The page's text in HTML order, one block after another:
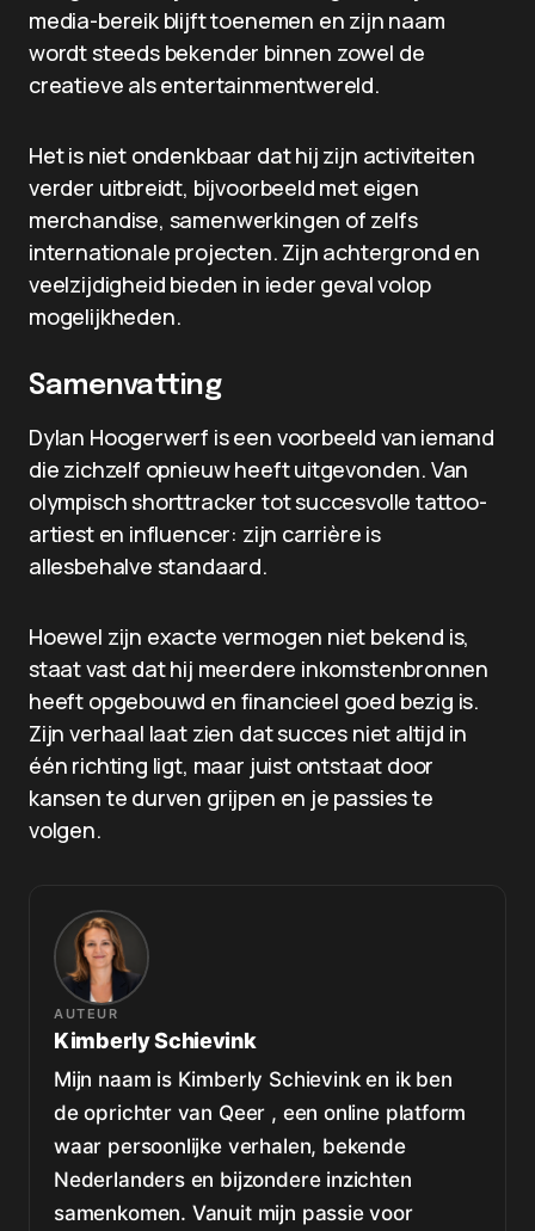
media-bereik blijft toenemen en zijn naam
wordt steeds bekender binnen zowel de
creatieve als entertainmentwereld.
Het is niet ondenkbaar dat hij zijn activiteiten
verder uitbreidt, bijvoorbeeld met eigen
merchandise, samenwerkingen of zelfs
internationale projecten. Zijn achtergrond en
veelzijdigheid bieden in ieder geval volop
mogelijkheden.
Samenvatting
Dylan Hoogerwerf is een voorbeeld van iemand
die zichzelf opnieuw heeft uitgevonden. Van
olympisch shorttracker tot succesvolle tattoo-
artiest en influencer: zijn carrière is
allesbehalve standaard.
Hoewel zijn exacte vermogen niet bekend is,
staat vast dat hij meerdere inkomstenbronnen
heeft opgebouwd en financieel goed bezig is.
Zijn verhaal laat zien dat succes niet altijd in
één richting ligt, maar juist ontstaat door
kansen te durven grijpen en je passies te
volgen.
AUTEUR
Kimberly Schievink
Mijn naam is Kimberly Schievink en ik ben
de oprichter van Qeer , een online platform
waar persoonlijke verhalen, bekende
Nederlanders en bijzondere inzichten
samenkomen. Vanuit mijn passie voor